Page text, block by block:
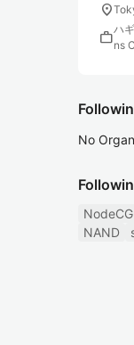
location_on
workハ
ns
No
NodeCG
NAND